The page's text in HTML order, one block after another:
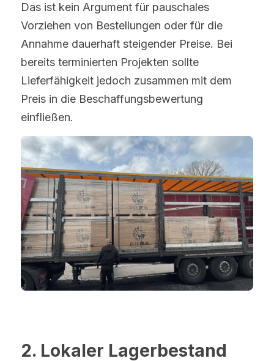
Das ist kein Argument für pauschales
Vorziehen von Bestellungen oder für die
Annahme dauerhaft steigender Preise. Bei
bereits terminierten Projekten sollte
Lieferfähigkeit jedoch zusammen mit dem
Preis in die Beschaffungsbewertung
einfließen.
2. Lokaler Lagerbestand